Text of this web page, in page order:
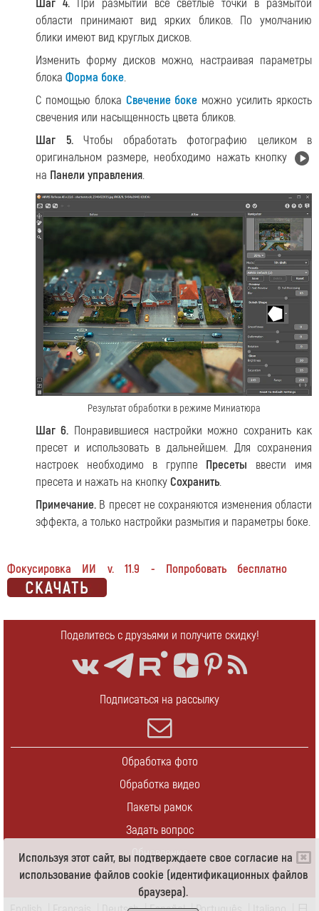
Используя этот сайт, вы подтверждаете свое согласие на
использование файлов cookie (идентификационных файлов
браузера).
Шаг 4.При размытии все светлые точки в размытой
области принимают вид ярких бликов. По умолчанию
блики имеют вид круглых дисков.
Изменить форму дисков можно, настраивая параметры
блока Форма боке.
С помощью блока Свечение боке можно усилить яркость
свечения или насыщенность цвета бликов.
Шаг 5.
Чтобы обработать фотографию целиком в
оригинальном размере, необходимо нажать кнопку
на Панели управления.
Результат обработки в режиме Миниатюра
Шаг 6. Понравившиеся настройки можно сохранить как
пресет и использовать в дальнейшем. Для сохранения
настроек необходимо в группе Пресеты ввести имя
пресета и нажать на кнопкуСохранить.
Примечание. В пресет не сохраняются изменения области
эффекта, а только настройки размытия и параметры боке.
Фокусировка ИИ v. 11.9 - Попробовать бесплатно
Поделитесь с друзьями и получите скидку!
Подписаться на рассылку
Обработка фото
Обработка видео
Пакеты рамок
Задать вопрос
Обновление
Контакты